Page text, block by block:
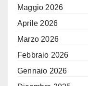
Maggio 2026
Aprile 2026
Marzo 2026
Febbraio 2026
Gennaio 2026